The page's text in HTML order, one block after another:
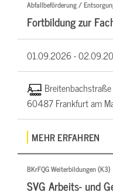
Abfallbeförderung /
Fortbildung zur
01.09.2026 -
60487 Frankfurt am
MEHR ERFAHREN
BKrFQG Weiterbildungen (K3)
SVG Arbeits- und